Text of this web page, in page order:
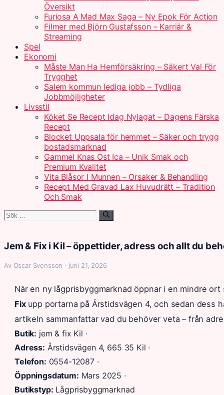
Översikt
Furiosa A Mad Max Saga – Ny Epok För Action
Filmer med Björn Gustafsson – Karriär &
Streaming
Spel
Ekonomi
Måste Man Ha Hemförsäkring – Säkert Val För
Trygghet
Salem kommun lediga jobb – Tydliga
Jobbmöjligheter
Livsstil
Köket Se Recept Idag Nylagat – Dagens Färska
Recept
Blocket Uppsala för hemmet – Säker och trygg
bostadsmarknad
Gammel Knas Ost Ica – Unik Smak och
Premium Kvalitet
Vita Blåsor I Munnen – Orsaker & Behandling
Recept Med Gravad Lax Huvudrätt – Tradition
Och Smak
Sök
Jem & Fix i Kil – öppettider, adress och allt du
Av Oscar Svensson · juni 21, 2026
När en ny lågprisbyggmarknad öppnar i en mindre
Fixupp portarna på Årstidsvägen 4, och sedan dess
artikeln sammanfattar vad du behöver veta – från
Butik: jem & fix Kil ·
Adress: Årstidsvägen 4, 665 35 Kil ·
Telefon: 0554-12087 ·
Öppningsdatum: Mars 2025 ·
Butikstyp: Lågprisbyggmarknad